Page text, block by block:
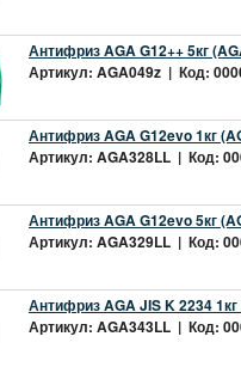
Антифриз AGA G12++ 5кг
Артикул: AGA049z | Код:
Антифриз AGA G12evo 1кг
Артикул: AGA328LL | Код:
Антифриз AGA G12evo 5кг
Артикул: AGA329LL | Код:
Антифриз AGA JIS K 2234
Артикул: AGA343LL | Код: